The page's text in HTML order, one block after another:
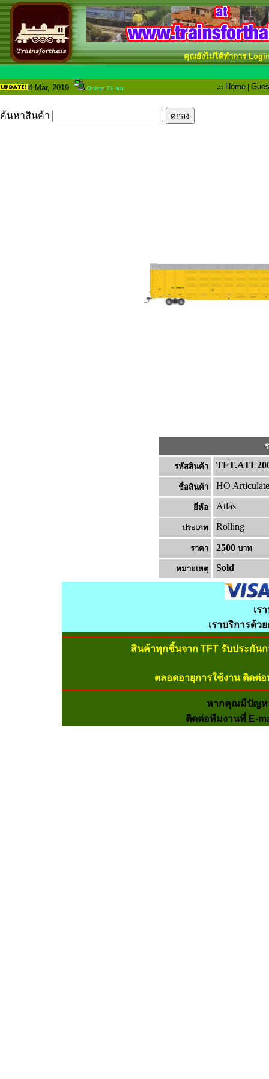
คุณยังไม่ได้ทำการ
4 Mar, 2019 Online 71 คน .:: Home |
ค้นหาสินค้า
รหัสสินค้า
ชื่อสินค้า HO
ยี่ห้อ Atlas
ประเภท Rolling
ราคา 2500 บาท
หมายเหต Sold
เร
เราบริการด้ว
สินค้าทุกชิ้นจาก TFT รับประกัน
ตลอดอายุการใช้งาน ติดต่
หากคุณมีปัญห
ติดต่อทีมงานที่ E-